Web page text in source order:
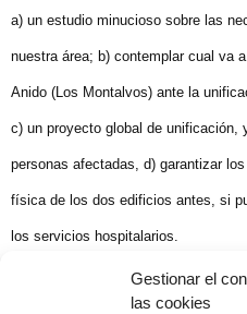
Gestionar el
las cookies
a) un estudio minucioso sobre las
nuestra área; b) contemplar cual va
Anido (Los Montalvos) ante la
c) un proyecto global de
personas afectadas, d) garantizar
física de los dos edificios antes, si
los servicios hospitalarios.
PABLO DE UNAMUNO. El Adelanto